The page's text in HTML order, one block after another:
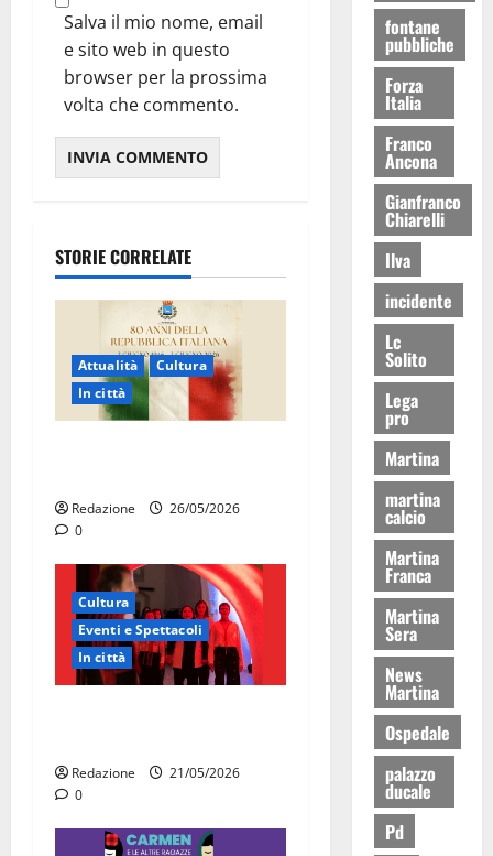
Salva il mio nome, email
e sito web in questo
browser per la prossima
volta che commento.
STORIE CORRELATE
Attualità
Cultura
In città
Redazione
26/05/2026
0
Cultura
Eventi e Spettacoli
In città
Redazione
21/05/2026
0
fontane
pubbliche
Forza
Italia
Franco
Ancona
Gianfranco
Chiarelli
Ilva
incidente
Lc
Solito
Lega
pro
Martina
martina
calcio
Martina
Franca
Martina
Sera
News
Martina
Ospedale
palazzo
ducale
Pd